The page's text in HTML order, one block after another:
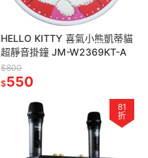
HELLO KITTY 喜氣小熊凱蒂貓
超靜音掛鐘 JM-W2369KT-A
$800
$550
81
折